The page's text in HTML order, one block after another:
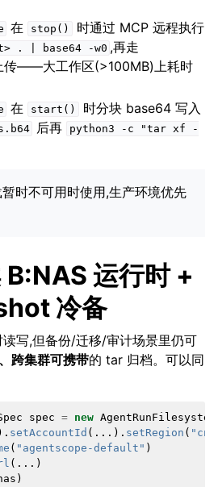
在 stop() 时通过 MCP 远程执行
. base64 -w0 ,再走
传——大工作区(>100MB)上耗时
在 start() 时分块 base64 写入
后再 python3 -c "tar xf
-
时不可用时使用,生产环境优先
运行时 +
冷备
写,但备份/迁移/审计场景里仍可
跨集群可携带的 tar 归档。可以同
spec = new
setAccountId (...). setRegion ( "cn-
( "agentscope-default" )
(...)
)